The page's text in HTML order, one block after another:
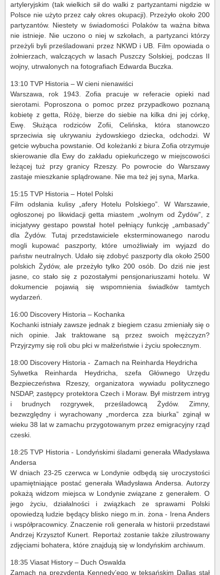
artyleryjskim (tak wielkich sił do walki z partyzantami nigdzie w
Polsce nie użyto przez cały okres okupacji). Przeżyło około 200
partyzantów. Niestety w świadomości Polaków ta ważna bitwa
nie istnieje. Nie uczono o niej w szkołach, a partyzanci którzy
przeżyli byli prześladowani przez NKWD i UB. Film opowiada o
żołnierzach, walczących w lasach Puszczy Solskiej, podczas II
wojny, utrwalonych na fotografiach Edwarda Buczka.
13:10 TVP Historia – W cieni nienawiści
Warszawa, rok 1943. Zofia pracuje w referacie opieki nad
sierotami. Poproszona o pomoc przez przypadkowo poznaną
kobietę z getta, Różę, bierze do siebie na kilka dni jej córkę,
Ewę. Służąca rodziców Zofii, Celińska, która stanowczo
sprzeciwia się ukrywaniu żydowskiego dziecka, odchodzi. W
getcie wybucha powstanie. Od koleżanki z biura Zofia otrzymuje
skierowanie dla Ewy do zakładu opiekuńczego w miejscowości
leżącej tuż przy granicy Rzeszy. Po powrocie do Warszawy
zastaje mieszkanie splądrowane. Nie ma też jej syna, Marka.
15:15 TVP Historia – Hotel Polski
Film odsłania kulisy „afery Hotelu Polskiego”. W Warszawie,
ogłoszonej po likwidacji getta miastem „wolnym od Żydów”, z
inicjatywy gestapo powstał hotel pełniący funkcję „ambasady”
dla Żydów. Tutaj przedstawiciele eksterminowanego narodu
mogli kupować paszporty, które umożliwiały im wyjazd do
państw neutralnych. Udało się zdobyć paszporty dla około 2500
polskich Żydów, ale przeżyło tylko 200 osób. Do dziś nie jest
jasne, co stało się z pozostałymi pensjonariuszami hotelu. W
dokumencie pojawią się wspomnienia świadków tamtych
wydarzeń.
16:00 Discovery Historia – Kochanka
Kochanki istniały zawsze jednak z biegiem czasu zmieniały się o
nich opinie. Jak traktowane są przez swoich mężczyzn?
Przyjrzymy się roli obu płci w małżeństwie i życiu społecznym.
18:00 Discovery Historia - Zamach na Reinharda Heydricha
Sylwetka Reinharda Heydricha, szefa Głównego Urzędu
Bezpieczeństwa Rzeszy, organizatora wywiadu politycznego
NSDAP, zastępcy protektora Czech i Moraw. Był mistrzem intryg
i brudnych rozgrywek, prześladowcą Żydów. Zimny,
bezwzględny i wyrachowany „morderca zza biurka” zginął w
wieku 38 lat w zamachu przygotowanym przez emigracyjny rząd
czeski.
18:25 TVP Historia - Londyńskimi śladami generała Władysława
Andersa
W dniach 23-25 czerwca w Londynie odbędą się uroczystości
upamiętniające postać generała Władysława Andersa. Autorzy
pokażą widzom miejsca w Londynie związane z generałem. O
jego życiu, działalności i związkach ze sprawami Polski
opowiedzą ludzie będący blisko niego m.in. żona - Irena Anders
i współpracownicy. Znaczenie roli generała w historii przedstawi
Andrzej Krzysztof Kunert. Reportaż zostanie także zilustrowany
zdjęciami bohatera, które znajdują się w londyńskim archiwum.
18:35 Viasat History – Duch Oswalda
Zamach na prezydenta Kennedy’ego w teksańskim Dallas stał